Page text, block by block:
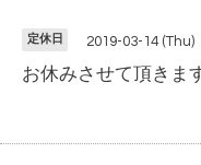
定休日 2019-03-14 (Thu)
お休みさせて頂きま